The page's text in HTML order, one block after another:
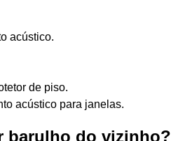
acústico.
de piso.
acústico para janelas.
barulho do vizinho?